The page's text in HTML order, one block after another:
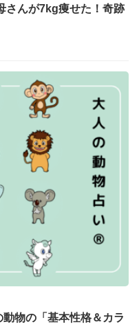
さんが7kg痩せた！奇跡
物の「基本性格＆カラ